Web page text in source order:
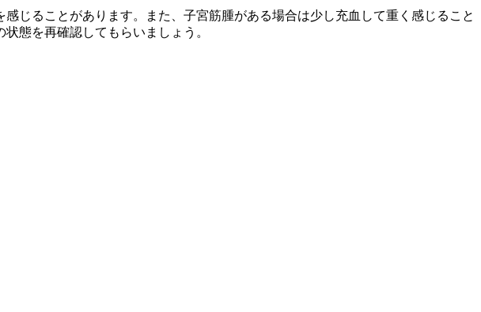
じることがあります。また、子宮筋腫がある場合は少し充血して重く感じること
態を再確認してもらいましょう。